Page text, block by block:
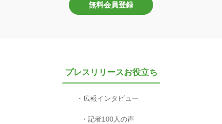
無料会員登録
プレスリリースお役立ち
広報インタビュー
記者100人の声